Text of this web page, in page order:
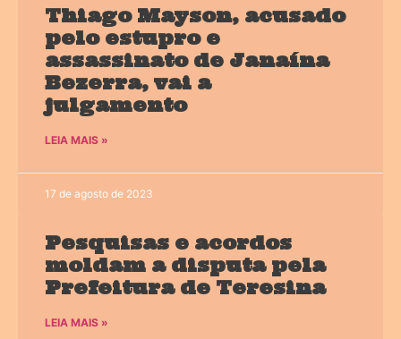
Thiago Mayson, acusado
pelo estupro e
assassinato de Janaína
Bezerra, vai a
julgamento
LEIA MAIS »
17 de agosto de 2023
Pesquisas e acordos
moldam a disputa pela
Prefeitura de Teresina
LEIA MAIS »